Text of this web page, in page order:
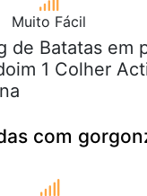
Muito Fácil
de Batatas em
1 Colher
com